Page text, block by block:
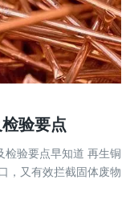
验要点
检验要点早知道 再生铜
，又有效拦截固体废物